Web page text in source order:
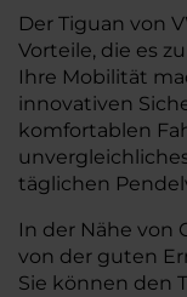
Der Tiguan von
Vorteile, die es
Ihre Mobilität
innovativen
komfortablen
täglichen
In der Nähe von
von der guten
Sie können den